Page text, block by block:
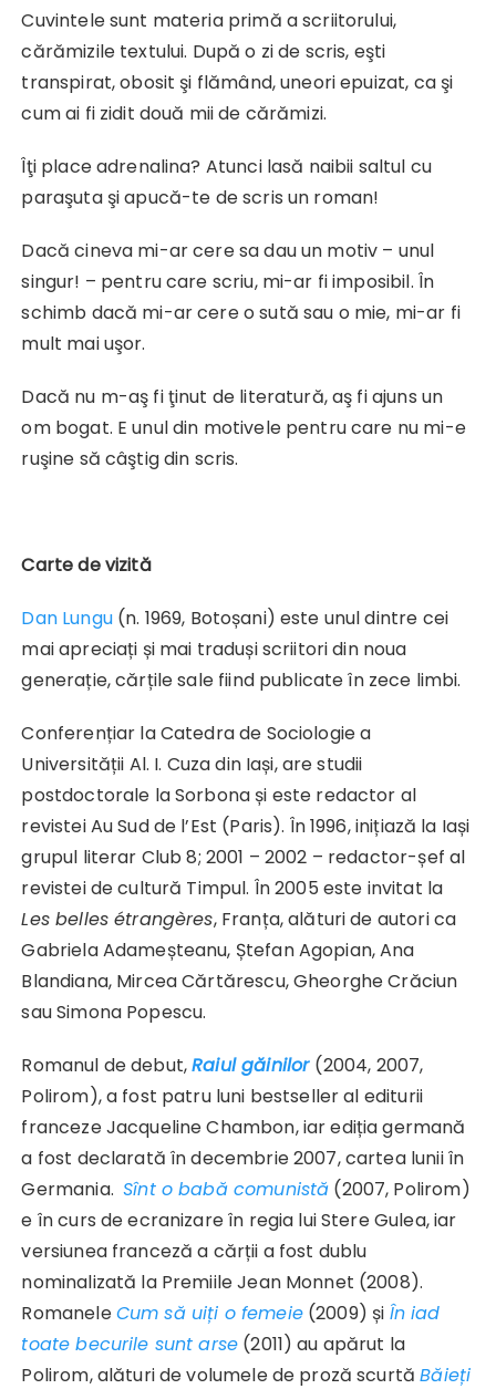
Cuvintele sunt materia primă a scriitorului,
cărămizile textului. După o zi de scris, eşti
transpirat, obosit şi flămând, uneori epuizat, ca şi
cum ai fi zidit două mii de cărămizi.
Îţi place adrenalina? Atunci lasă naibii saltul cu
paraşuta şi apucă-te de scris un roman!
Dacă cineva mi-ar cere sa dau un motiv – unul
singur! – pentru care scriu, mi-ar fi imposibil. În
schimb dacă mi-ar cere o sută sau o mie, mi-ar fi
mult mai uşor.
Dacă nu m-aş fi ţinut de literatură, aş fi ajuns un
om bogat. E unul din motivele pentru care nu mi-e
ruşine să câştig din scris.
Carte de vizită
Dan Lungu (n. 1969, Botoșani) este unul dintre cei
mai apreciați și mai traduși scriitori din noua
generație, cărțile sale fiind publicate în zece limbi.
Conferențiar la Catedra de Sociologie a
Universității Al. I. Cuza din Iași, are studii
postdoctorale la Sorbona și este redactor al
revistei Au Sud de l’Est (Paris). În 1996, inițiază la Iași
grupul literar Club 8; 2001 – 2002 – redactor-șef al
revistei de cultură Timpul. În 2005 este invitat la
Les belles étrangères, Franța, alături de autori ca
Gabriela Adameșteanu, Ștefan Agopian, Ana
Blandiana, Mircea Cărtărescu, Gheorghe Crăciun
sau Simona Popescu.
Romanul de debut,Raiul găinilor (2004, 2007,
Polirom), a fost patru luni bestseller al editurii
franceze Jacqueline Chambon, iar ediția germană
a fost declarată în decembrie 2007, cartea lunii în
Germania.Sînt o babă comunistă (2007, Polirom)
e în curs de ecranizare în regia lui Stere Gulea, iar
versiunea franceză a cărții a fost dublu
nominalizată la Premiile Jean Monnet (2008).
RomaneleCum să uiți o femeie(2009) și În iad
toate becurile sunt arse (2011) au apărut la
Polirom, alături de volumele de proză scurtăBăieți